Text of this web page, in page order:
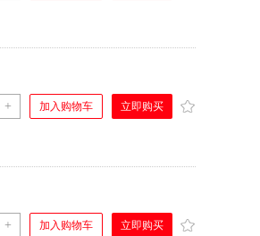
+ 加入购物车 立即购买
+ 加入购物车 立即购买